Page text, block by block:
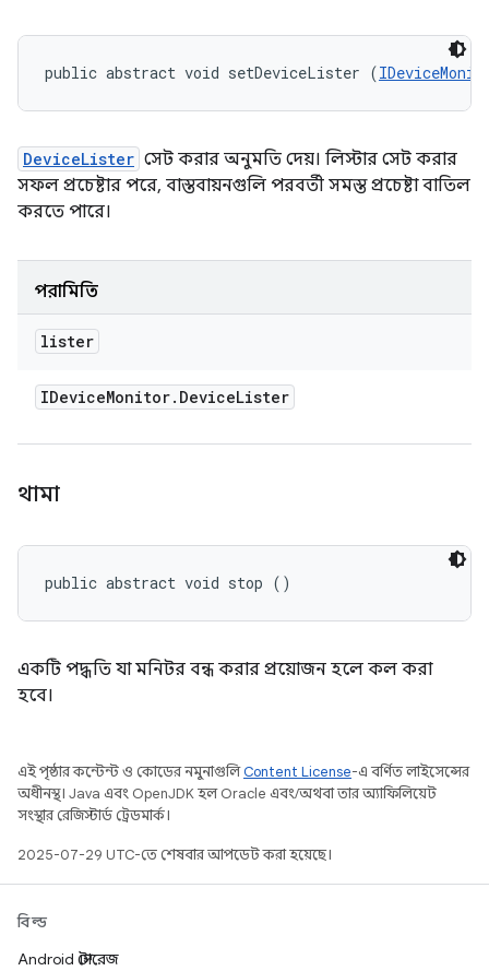
public abstract void setDeviceLister (
DeviceLister সেট করার অনুমতি দেয়। লিস্টার সেট করার
সফল প্রচেষ্টার পরে, বাস্তবায়নগুলি পরবর্তী সমস্ত প্রচেষ্টা বাতিল
করতে পারে।
পরামিতি
lister
IDeviceMonitor. DeviceLister
থামা
public abstract void stop ()
একটি পদ্ধতি যা মনিটর বন্ধ করার প্রয়োজন হলে কল করা
হবে।
এই পৃষ্ঠার কন্টেন্ট ও কোডের নমুনাগুলিContent License-এ বর্ণিত লাইসেন্সের
অধীনস্থ। Java এবং OpenJDK হল Oracle এবং/অথবা তার অ্যাফিলিয়েট
সংস্থার রেজিস্টার্ড ট্রেডমার্ক।
2025-07-29 UTC-তে শেষবার আপডেট করা হয়েছে।
বিল্ড
Android স্টোরেজ